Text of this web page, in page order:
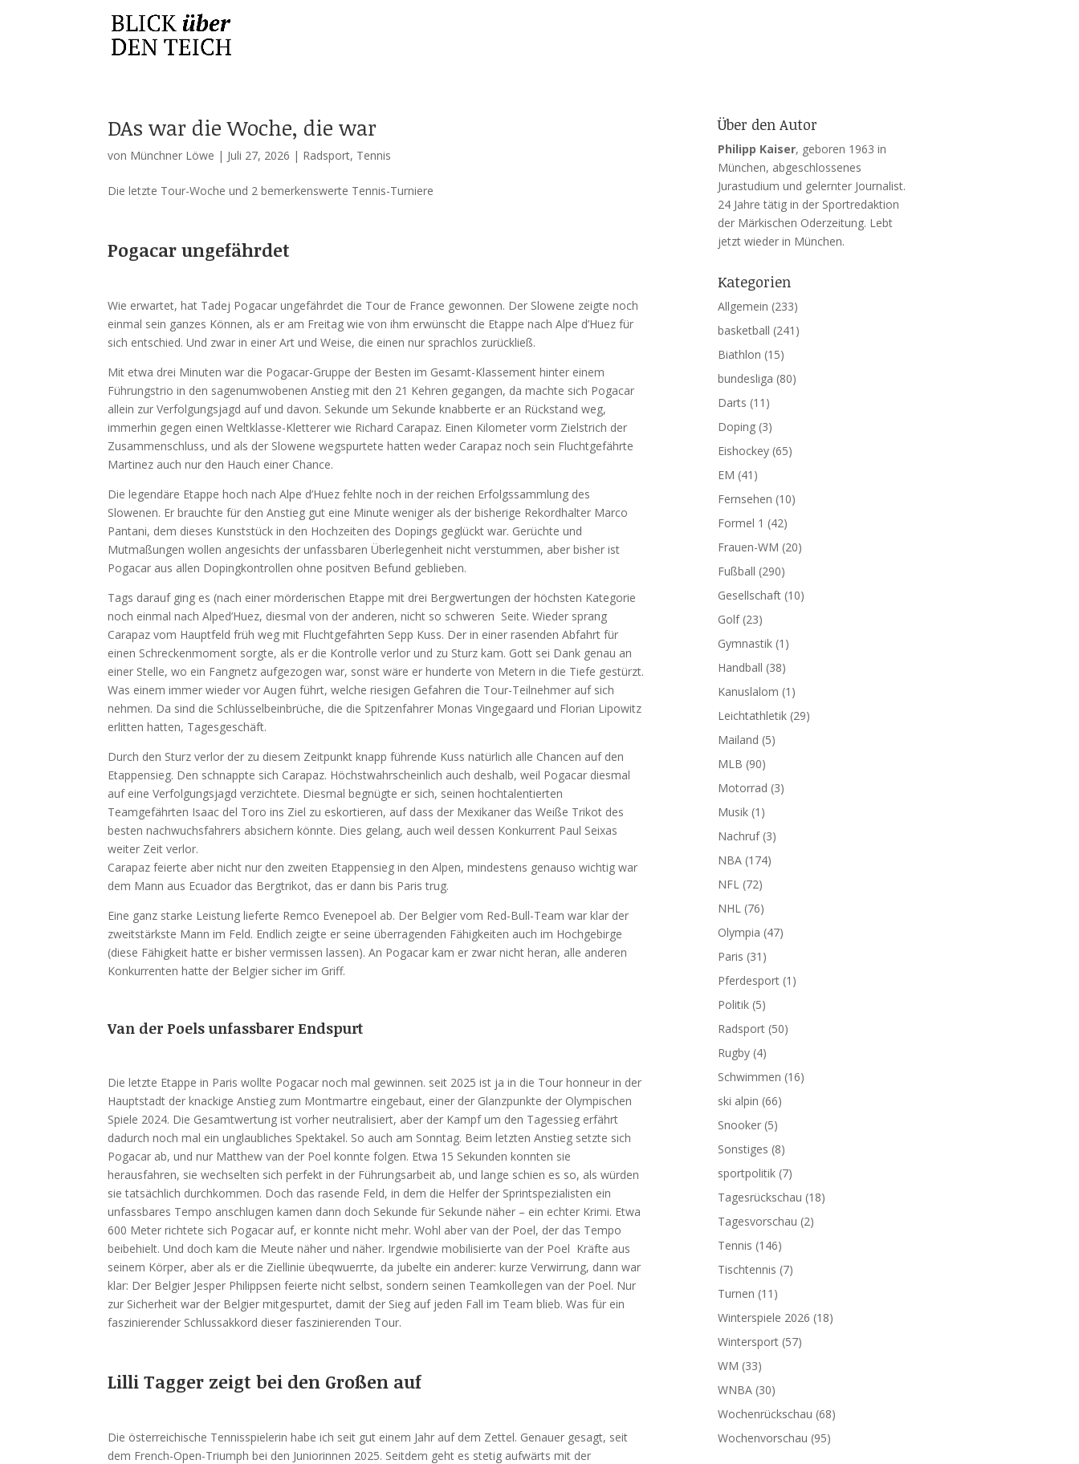
DAs war die Woche, die war
von Münchner Löwe | Juli 27, 2026 | Radsport, Tennis
Die letzte Tour-Woche und 2 bemerkenswerte Tennis-Turniere
Pogacar ungefährdet
Wie erwartet, hat Tadej Pogacar ungefährdet die Tour de France gewonnen. Der Slowene zeigte noch
einmal sein ganzes Können, als er am Freitag wie von ihm erwünscht die Etappe nach Alpe d’Huez für
sich entschied. Und zwar in einer Art und Weise, die einen nur sprachlos zurückließ.
Mit etwa drei Minuten war die Pogacar-Gruppe der Besten im Gesamt-Klassement hinter einem
Führungstrio in den sagenumwobenen Anstieg mit den 21 Kehren gegangen, da machte sich Pogacar
allein zur Verfolgungsjagd auf und davon. Sekunde um Sekunde knabberte er an Rückstand weg,
immerhin gegen einen Weltklasse-Kletterer wie Richard Carapaz. Einen Kilometer vorm Zielstrich der
Zusammenschluss, und als der Slowene wegspurtete hatten weder Carapaz noch sein Fluchtgefährte
Martinez auch nur den Hauch einer Chance.
Die legendäre Etappe hoch nach Alpe d’Huez fehlte noch in der reichen Erfolgssammlung des
Slowenen. Er brauchte für den Anstieg gut eine Minute weniger als der bisherige Rekordhalter Marco
Pantani, dem dieses Kunststück in den Hochzeiten des Dopings geglückt war. Gerüchte und
Mutmaßungen wollen angesichts der unfassbaren Überlegenheit nicht verstummen, aber bisher ist
Pogacar aus allen Dopingkontrollen ohne positven Befund geblieben.
Tags darauf ging es (nach einer mörderischen Etappe mit drei Bergwertungen der höchsten Kategorie
noch einmal nach Alped’Huez, diesmal von der anderen, nicht so schweren Seite. Wieder sprang
Carapaz vom Hauptfeld früh weg mit Fluchtgefährten Sepp Kuss. Der in einer rasenden Abfahrt für
einen Schreckenmoment sorgte, als er die Kontrolle verlor und zu Sturz kam. Gott sei Dank genau an
einer Stelle, wo ein Fangnetz aufgezogen war, sonst wäre er hunderte von Metern in die Tiefe gestürzt.
Was einem immer wieder vor Augen führt, welche riesigen Gefahren die Tour-Teilnehmer auf sich
nehmen. Da sind die Schlüsselbeinbrüche, die die Spitzenfahrer Monas Vingegaard und Florian Lipowitz
erlitten hatten, Tagesgeschäft.
Durch den Sturz verlor der zu diesem Zeitpunkt knapp führende Kuss natürlich alle Chancen auf den
Etappensieg. Den schnappte sich Carapaz. Höchstwahrscheinlich auch deshalb, weil Pogacar diesmal
auf eine Verfolgungsjagd verzichtete. Diesmal begnügte er sich, seinen hochtalentierten
Teamgefährten Isaac del Toro ins Ziel zu eskortieren, auf dass der Mexikaner das Weiße Trikot des
besten nachwuchsfahrers absichern könnte. Dies gelang, auch weil dessen Konkurrent Paul Seixas
weiter Zeit verlor.
Carapaz feierte aber nicht nur den zweiten Etappensieg in den Alpen, mindestens genauso wichtig war
dem Mann aus Ecuador das Bergtrikot, das er dann bis Paris trug.
Eine ganz starke Leistung lieferte Remco Evenepoel ab. Der Belgier vom Red-Bull-Team war klar der
zweitstärkste Mann im Feld. Endlich zeigte er seine überragenden Fähigkeiten auch im Hochgebirge
(diese Fähigkeit hatte er bisher vermissen lassen). An Pogacar kam er zwar nicht heran, alle anderen
Konkurrenten hatte der Belgier sicher im Griff.
Van der Poels unfassbarer Endspurt
Die letzte Etappe in Paris wollte Pogacar noch mal gewinnen. seit 2025 ist ja in die Tour honneur in der
Hauptstadt der knackige Anstieg zum Montmartre eingebaut, einer der Glanzpunkte der Olympischen
Spiele 2024. Die Gesamtwertung ist vorher neutralisiert, aber der Kampf um den Tagessieg erfährt
dadurch noch mal ein unglaubliches Spektakel. So auch am Sonntag. Beim letzten Anstieg setzte sich
Pogacar ab, und nur Matthew van der Poel konnte folgen. Etwa 15 Sekunden konnten sie
herausfahren, sie wechselten sich perfekt in der Führungsarbeit ab, und lange schien es so, als würden
sie tatsächlich durchkommen. Doch das rasende Feld, in dem die Helfer der Sprintspezialisten ein
unfassbares Tempo anschlugen kamen dann doch Sekunde für Sekunde näher – ein echter Krimi. Etwa
600 Meter richtete sich Pogacar auf, er konnte nicht mehr. Wohl aber van der Poel, der das Tempo
beibehielt. Und doch kam die Meute näher und näher. Irgendwie mobilisierte van der Poel Kräfte aus
seinem Körper, aber als er die Ziellinie übeqwuerrte, da jubelte ein anderer: kurze Verwirrung, dann war
klar: Der Belgier Jesper Philippsen feierte nicht selbst, sondern seinen Teamkollegen van der Poel. Nur
zur Sicherheit war der Belgier mitgespurtet, damit der Sieg auf jeden Fall im Team blieb. Was für ein
faszinierender Schlussakkord dieser faszinierenden Tour.
Lilli Tagger zeigt bei den Großen auf
Die österreichische Tennisspielerin habe ich seit gut einem Jahr auf dem Zettel. Genauer gesagt, seit
dem French-Open-Triumph bei den Juniorinnen 2025. Seitdem geht es stetig aufwärts mit der
Über den Autor
Philipp Kaiser, geboren 1963 in
München, abgeschlossenes
Jurastudium und gelernter Journalist.
24 Jahre tätig in der Sportredaktion
der Märkischen Oderzeitung. Lebt
jetzt wieder in München.
Kategorien
Allgemein (233)
basketball (241)
Biathlon (15)
bundesliga (80)
Darts (11)
Doping(3)
Eishockey(65)
EM (41)
Fernsehen (10)
Formel 1 (42)
Frauen-WM (20)
Fußball (290)
Gesellschaft(10)
Golf(23)
Gymnastik(1)
Handball (38)
Kanuslalom (1)
Leichtathletik(29)
Mailand (5)
MLB (90)
Motorrad (3)
Musik(1)
Nachruf(3)
NBA(174)
NFL(72)
NHL(76)
Olympia (47)
Paris (31)
Pferdesport(1)
Politik(5)
Radsport(50)
Rugby(4)
Schwimmen (16)
ski alpin (66)
Snooker(5)
Sonstiges (8)
sportpolitik(7)
Tagesrückschau (18)
Tagesvorschau (2)
Tennis (146)
Tischtennis (7)
Turnen (11)
Winterspiele 2026 (18)
Wintersport(57)
WM (33)
WNBA(30)
Wochenrückschau (68)
Wochenvorschau (95)